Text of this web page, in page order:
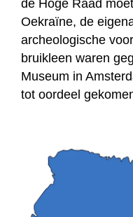
de Hoge Raad
Oekraïne, de
archeologische
bruikleen waren
Museum in
tot oordeel